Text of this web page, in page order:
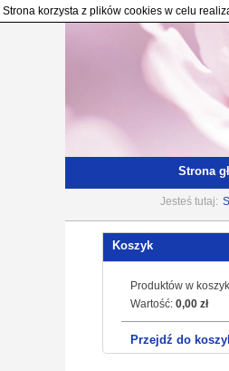
Strona korzysta z plików cookies w celu
Strona
Jesteś tutaj:
Koszyk
Produktów w
Wartość: 0,00 zł
Przejdź do